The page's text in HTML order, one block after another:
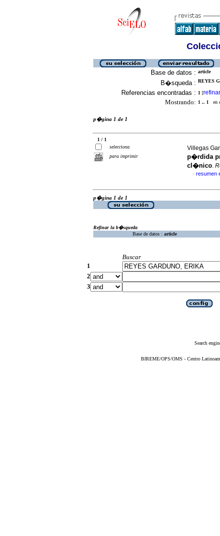
Base de datos : article
B�squeda : REYES
Referencias encontradas : 1 [refinar
Mostrando: 1 .. 1 en
p�gina 1 de 1
1 / 1
selecciona
para imprimir
Villegas
p�rdida
cl�nico.
· resumen
p�gina 1 de 1
Refinar la b�squeda
Base de datos : article
Buscar
1
2
3
Search
BIREME/OPS/OMS - Centro